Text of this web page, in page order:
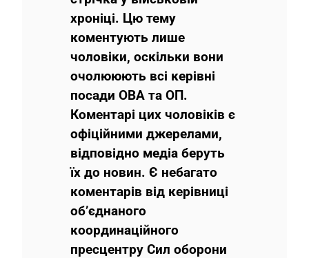
хроніці. Цю тему
коментують лише
чоловіки, оскільки вони
очолююють всі керівні
посади ОВА та ОП.
Коментарі цих чоловіків є
офіційними джерелами,
відповідно медіа беруть
їх до новин. Є небагато
коментарів від керівниці
об’єднаного
координаційного
пресцентру Сил оборони